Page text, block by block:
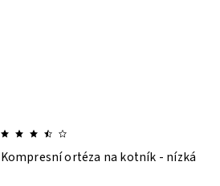
Kompresní ortéza na kotník - nízká